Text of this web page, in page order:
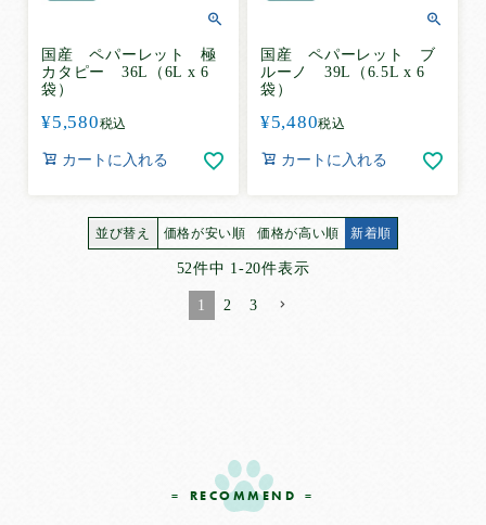
国産 ペパーレット 極
カタピー 36L（6L x 6
袋）
¥5,580税込
カートに入れる
国産 ペパーレット ブ
ルーノ 39L（6.5L x 6
袋）
¥5,480税込
カートに入れる
並び替え 価格が安い順 価格が高い順 新着順
52件中 1-20件表示
1 2 3
RECOMMEND